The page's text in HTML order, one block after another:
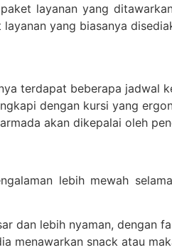
layanan yang
yang biasanya
terdapat beberapa jadwal
dengan kursi yang
akan dikepalai oleh
lebih mewah
dan lebih nyaman, dengan
menawarkan snack atau